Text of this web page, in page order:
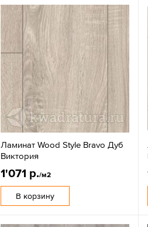
Ламинат Wood Style Bravo Дуб
Виктория
1'071 р./м2
В корзину